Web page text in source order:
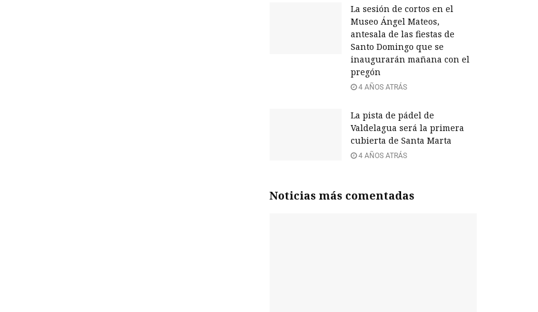
La sesión de cortos en el
Museo Ángel Mateos,
antesala de las fiestas de
Santo Domingo que se
inaugurarán mañana con el
pregón
4 AÑOS ATRÁS
La pista de pádel de
Valdelagua será la primera
cubierta de Santa Marta
4 AÑOS ATRÁS
Noticias más comentadas